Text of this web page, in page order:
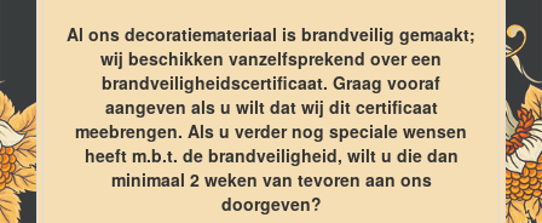
Al ons decoratiemateriaal is brandveilig gemaakt;
wij beschikken vanzelfsprekend over een
brandveiligheidscertificaat. Graag vooraf
aangeven als u wilt dat wij dit certificaat
meebrengen. Als u verder nog speciale wensen
heeft m.b.t. de brandveiligheid, wilt u die dan
minimaal 2 weken van tevoren aan ons
doorgeven?